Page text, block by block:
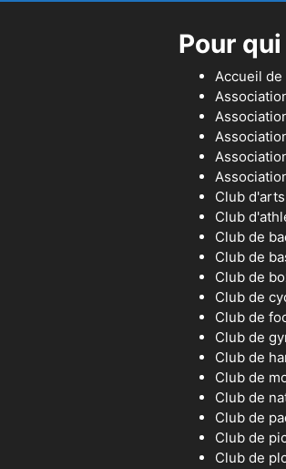
Pour qui
Accueil
Club
Club
Club de
Club de
Club de
Club de
Club de
Club de
Club de
Club de
Club de
Club de
Club de
Club de